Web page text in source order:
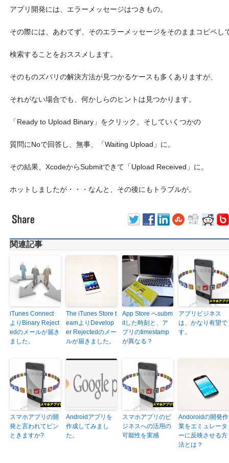
アプリ開発には、エラーメッセージはつきもの。
その際には、あわてず、そのエラーメッセージをそのままコピペし
検索することをおススメします。
そのものズバリの解決方法が見つかるケースも多くありますが、
それがない場合でも、何かしらのヒントは見つかります。
「Ready to Upload Binary」をクリック、そしていくつかの
質問にNoで回答し、無事、「Waiting Upload」に。
その結果、XcodeからSubmitできて「Upload Received」に。
ホットしましたが・・・なんと、その後にもトラブルが。
関連記事
iTunes Connect
よりBinary Reject
edのメールが届き
ました。
The iTunes Store t
eamよりDevelop
er Rejectedのメー
ルが届きました。
App Store へsubm
itした時刻と、ア
プリのtimestamp
が異なる？
アプリビジネス
は、かなり有望で
す。
スマホアプリの開
発と言われてピン
ときますか?
Androidアプリを
作成してみまし
た。
スマホアプリのビ
ジネスへの活用の
可能性を実感
Andoroidの開発作
業をエミュレータ
ーに反映させる方
法とは？